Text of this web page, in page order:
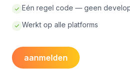
Eén regel code — geen
Werkt op alle platforms
aanmelden